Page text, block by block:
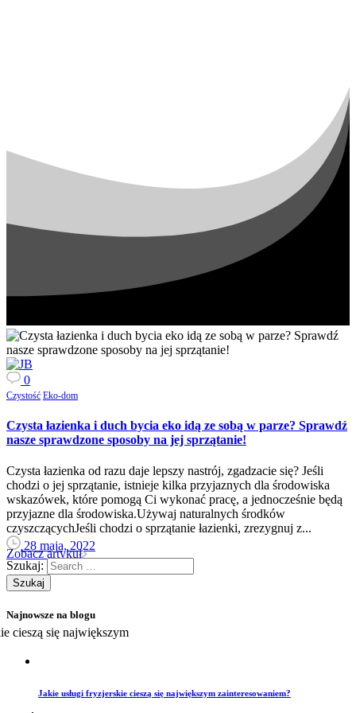
0
Czystość Eko-dom
Czysta łazienka i duch bycia eko idą ze sobą w parze? Sprawdź
nasze sprawdzone sposoby na jej sprzątanie!
Czysta łazienka od razu daje lepszy nastrój, zgadzacie się? Jeśli
chodzi o jej sprzątanie, istnieje kilka przyjaznych dla środowiska
wskazówek, które pomogą Ci wykonać pracę, a jednocześnie będą
przyjazne dla środowiska.Używaj naturalnych środków
czyszczącychJeśli chodzi o sprzątanie łazienki, zrezygnuj z...
28 maja, 2022
Zobacz artykuł
Szukaj:
Najnowsze na blogu
Jakie usługi fryzjerskie cieszą się największym zainteresowaniem?